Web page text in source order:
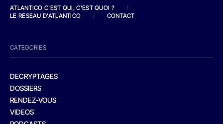
ATLANTICO C'EST QUI, C'EST QUOI ?
/
LE RESEAU D'ATLANTICO
/ CONTACT
CATEGORIES
DECRYPTAGES
DOSSIERS
RENDEZ-VOUS
VIDEOS